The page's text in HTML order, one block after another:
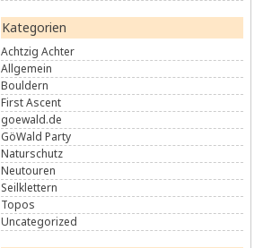
Kategorien
Achtzig Achter
Allgemein
Bouldern
First Ascent
goewald.de
GöWald Party
Naturschutz
Neutouren
Seilklettern
Topos
Uncategorized